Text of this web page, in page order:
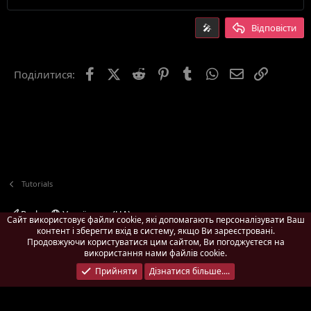
26
Trebuchet MS
Заголовок 2
🎤 Відповісти
Поділитися: FacebookX (Twitter)
Reddit PinterestTumblrWhatsApp
E-mail
Tutorials
Pach
Українська (UA)
Зворотній зв'язок
Умови і правила
Політика конфіденційності
Дoпoмoга
Головна
R
S
S
Запитів до БД 8 Час виконання
Сайт використовує файли cookie, які допомагають персоналізувати Ваш
контент і зберегти вхід в систему, якщо Ви зареєстровані.
Продовжуючи користуватися цим сайтом, Ви погоджуєтеся на
використання нами файлів cookie.
Прийняти
Дізнатися більше....